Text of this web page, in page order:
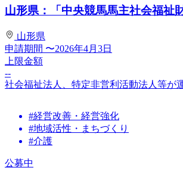
山形県：「中央競馬馬主社会福祉
山形県
申請期間 〜2026年4月3日
上限金額
--
社会福祉法人、特定非営利活動法人等が
#経営改善・経営強化
#地域活性・まちづくり
#介護
公募中